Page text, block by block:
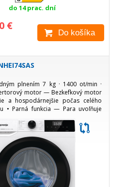
do 14 prac. dní
€
Do košíka
plnením 7 kg · 1400 ot/min ·
motor — Bezkefkový motor
a hospodárnejšie počas celého
• Parná funkcia — Para uvoľňuje